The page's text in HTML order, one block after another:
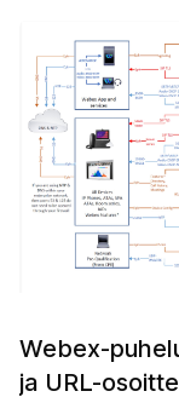
Webex-
ja URL-